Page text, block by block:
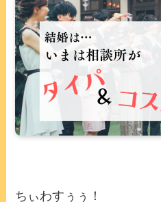
ちぃわすぅぅ！